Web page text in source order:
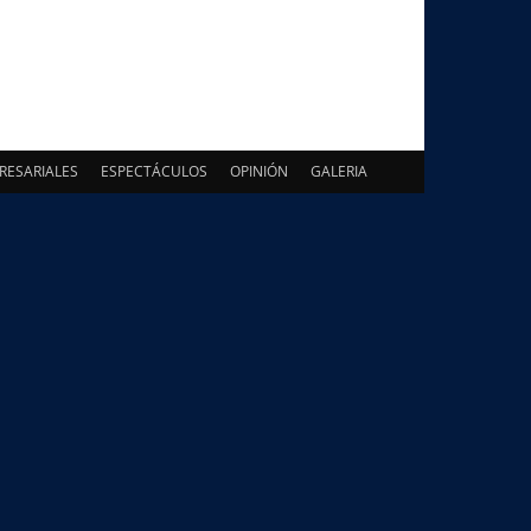
ESPECTÁCULOS OPINIÓN GALERIA